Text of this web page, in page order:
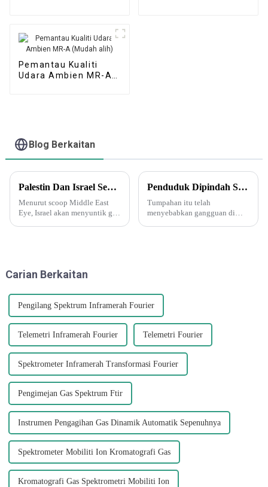
Pemantau Kualiti
Udara Ambien MR-A
Blog Berkaitan
Palestin Dan Israel Sedang Memulakan Perang Biologi Dan Kimia. Delta Force Muncul Dan Menyuntik Gas Saraf Ke Dalam Terowong Bawah Tanah Di Gaza!
Menurut scoop Middle East
Eye, Israel akan menyuntik gas
Penduduk Dipindah Selepas Tumpahan Asid Nitrik Di Arizona - Tetapi Apakah Asid Ini?
Tumpahan itu telah
menyebabkan gangguan di
Carian Berkaitan
Pengilang Spektrum Inframerah Fourier
Telemetri Inframerah Fourier Telemetri Fourier
Spektrometer Inframerah Transformasi Fourier
Pengimejan Gas Spektrum Ftir
Instrumen Pengagihan Gas Dinamik Automatik Sepenuhnya
Spektrometer Mobiliti Ion Kromatografi Gas
Kromatografi Gas Spektrometri Mobiliti Ion